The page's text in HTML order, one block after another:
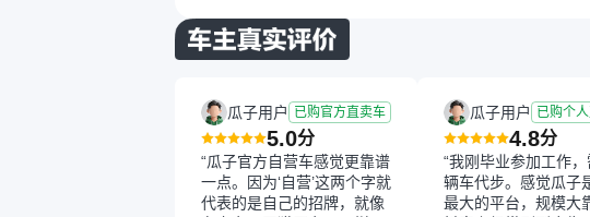
瓜子用户 已购官方直卖车
5.0分
“瓜子官方自营车感觉更靠谱
一点。因为‘自营’这两个字就
代表的是自己的招牌，就像
瓜子用户 已购个
4.8分
“我刚毕业参加工作
辆车代步。感觉瓜子
最大的平台，规模大